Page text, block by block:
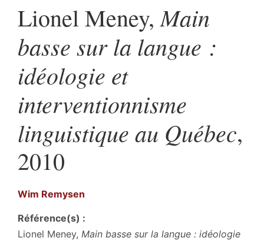
Lionel Meney, Main
basse sur la langue :
idéologie et
interventionnisme
linguistique au Québec,
2010
Wim Remysen
Référence(s) :
Lionel Meney, Main basse sur la langue : idéologie